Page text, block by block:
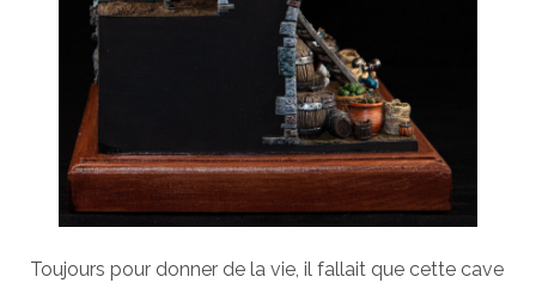
Toujours pour donner de la vie, il fallait que cette cave